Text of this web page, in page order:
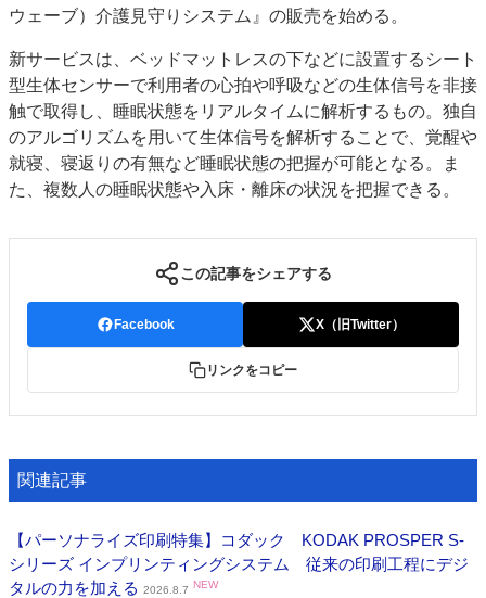
特集記事カテゴリー一覧
2022 見える化・MIS特集
特集・デジタル印刷 アイデアで勝負！ ～多様なビジネス・多彩な商材～
JAPAN PACK 2023 特集
中古印刷機・製本機特集
2022 検査・校正特集
特集・デジタル印刷 ～ 新成長軌道を描く
案内
発刊案内
JFPI印刷用語集 印刷機材年鑑
購読・購入申し込み
お問い合わせ
ウェーブ）介護見守りシステム』の販売を始める。
新サービスは、ベッドマットレスの下などに設置するシート
型生体センサーで利用者の心拍や呼吸などの生体信号を非接
触で取得し、睡眠状態をリアルタイムに解析するもの。独自
のアルゴリズムを用いて生体信号を解析することで、覚醒や
就寝、寝返りの有無など睡眠状態の把握が可能となる。ま
た、複数人の睡眠状態や入床・離床の状況を把握できる。
この記事をシェアする
Facebook X（旧Twitter）
リンクをコピー
関連記事
【パーソナライズ印刷特集】コダック KODAK PROSPER S-
シリーズ インプリンティングシステム 従来の印刷工程にデジ
タルの力を加える 2026.8.7 NEW